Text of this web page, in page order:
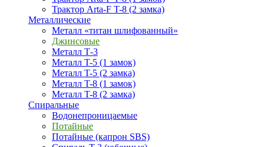
Трактор Arta-F T-8 (2 замка)
Металлические
Металл «титан шлифованный»
Джинсовые
Металл Т-3
Металл T-5 (1 замок)
Металл T-5 (2 замка)
Металл T-8 (1 замок)
Металл T-8 (2 замка)
Спиральные
Водонепроницаемые
Потайные
Потайные (капрон SBS)